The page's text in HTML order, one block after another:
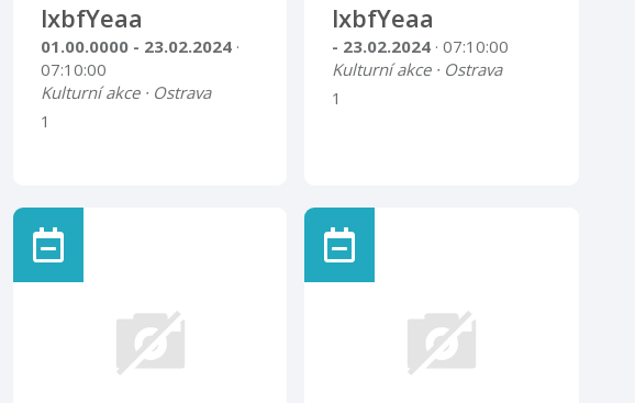
lxbfYeaa
01.00.0000 - 23.02.2024 ·
07:10:00
Kulturní akce · Ostrava
1
lxbfYeaa
- 23.02.2024 · 07:10:00
Kulturní akce · Ostrava
1